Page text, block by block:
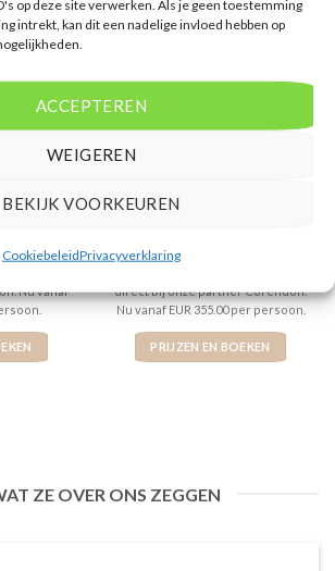
op deze site verwerken. Als je geen toestemming
intrekt, kan dit een nadelige invloed hebben op
ACCEPTEREN
WEIGEREN
BEKIJK VOORKEUREN
CookiebeleidPrivacyverklaring
in Costa
Nu vanaf
een 4 sterren accommodatie in
direct bij onze partner Corendon.
Nu vanaf EUR 355.00 per persoon.
PRIJZEN EN BOEKEN
ZE OVER ONS ZEGGEN